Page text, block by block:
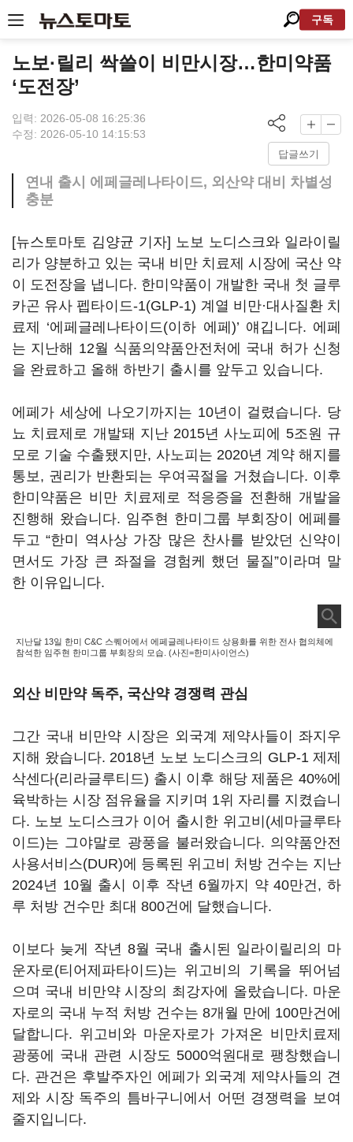
구독
노보·릴리 싹쓸이 비만시장…한미약품
‘도전장’
입력: 2026-05-08 16:25:36
수정: 2026-05-10 14:15:53
답글쓰기
연내 출시 에페글레나타이드, 외산약 대비 차별성
충분
[뉴스토마토 김양균 기자] 노보 노디스크와 일라이릴
리가 양분하고 있는 국내 비만 치료제 시장에 국산 약
이 도전장을 냅니다. 한미약품이 개발한 국내 첫 글루
카곤 유사 펩타이드-1(GLP-1) 계열 비만·대사질환 치
료제 ‘에페글레나타이드(이하 에페)’ 얘깁니다. 에페
는 지난해 12월 식품의약품안전처에 국내 허가 신청
을 완료하고 올해 하반기 출시를 앞두고 있습니다.
에페가 세상에 나오기까지는 10년이 걸렸습니다. 당
뇨 치료제로 개발돼 지난 2015년 사노피에 5조원 규
모로 기술 수출됐지만, 사노피는 2020년 계약 해지를
통보, 권리가 반환되는 우여곡절을 거쳤습니다. 이후
한미약품은 비만 치료제로 적응증을 전환해 개발을
진행해 왔습니다. 임주현 한미그룹 부회장이 에페를
두고 “한미 역사상 가장 많은 찬사를 받았던 신약이
면서도 가장 큰 좌절을 경험케 했던 물질”이라며 말
한 이유입니다.
지난달 13일 한미 C&C 스퀘어에서 에페글레나타이드 상용화를 위한 전사 협의체에
참석한 임주현 한미그룹 부회장의 모습. (사진=한미사이언스)
외산 비만약 독주, 국산약 경쟁력 관심
그간 국내 비만약 시장은 외국계 제약사들이 좌지우
지해 왔습니다. 2018년 노보 노디스크의 GLP-1 제제
삭센다(리라글루티드) 출시 이후 해당 제품은 40%에
육박하는 시장 점유율을 지키며 1위 자리를 지켰습니
다. 노보 노디스크가 이어 출시한 위고비(세마글루타
이드)는 그야말로 광풍을 불러왔습니다. 의약품안전
사용서비스(DUR)에 등록된 위고비 처방 건수는 지난
2024년 10월 출시 이후 작년 6월까지 약 40만건, 하
루 처방 건수만 최대 800건에 달했습니다.
이보다 늦게 작년 8월 국내 출시된 일라이릴리의 마
운자로(티어제파타이드)는 위고비의 기록을 뛰어넘
으며 국내 비만약 시장의 최강자에 올랐습니다. 마운
자로의 국내 누적 처방 건수는 8개월 만에 100만건에
달합니다. 위고비와 마운자로가 가져온 비만치료제
광풍에 국내 관련 시장도 5000억원대로 팽창했습니
다. 관건은 후발주자인 에페가 외국계 제약사들의 견
제와 시장 독주의 틈바구니에서 어떤 경쟁력을 보여
줄지입니다.